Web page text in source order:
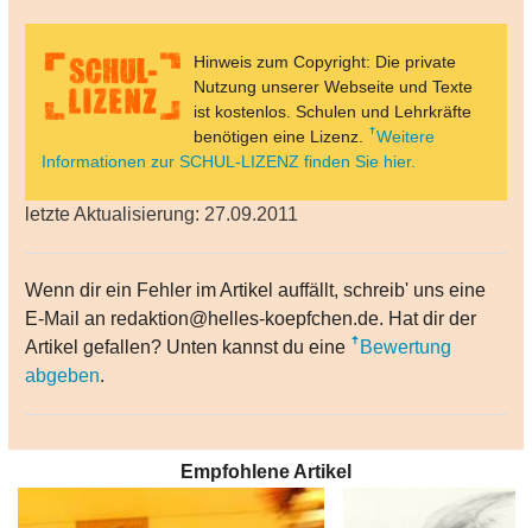
Hinweis zum Copyright: Die private
Nutzung unserer Webseite und Texte
ist kostenlos. Schulen und Lehrkräfte
benötigen eine Lizenz.
Weitere
Informationen zur SCHUL-LIZENZ finden Sie hier.
letzte Aktualisierung: 27.09.2011
Wenn dir ein Fehler im Artikel auffällt, schreib' uns eine
E-Mail an redaktion@helles-koepfchen.de. Hat dir der
Artikel gefallen? Unten kannst du eine
Bewertung
abgeben.
Empfohlene Artikel